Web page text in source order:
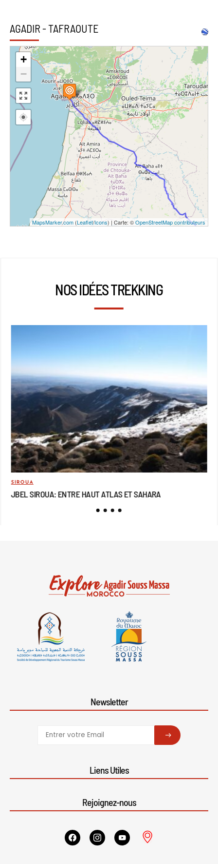
AGADIR - TAFRAOUTE
+
−
MapsMarker.com (Leaflet/Icons) | Carte: ©OpenStreetMap contributeurs
NOS IDÉES TREKKING
SIROUA
JBEL SIROUA: ENTRE HAUT ATLAS ET SAHARA
Newsletter
SUBSCRIBE
Liens Utiles
Rejoignez-nous